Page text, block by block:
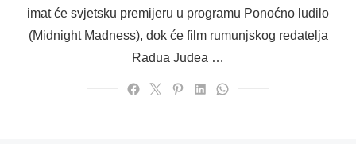
imat će svjetsku premijeru u programu Ponoćno ludilo
(Midnight Madness), dok će film rumunjskog redatelja
Radua Judea …